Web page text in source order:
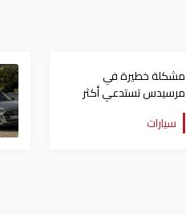
مشكلة خطيرة في
مرسيدس تستدعي أكثر
من 230 ألف سيارة
سيارات